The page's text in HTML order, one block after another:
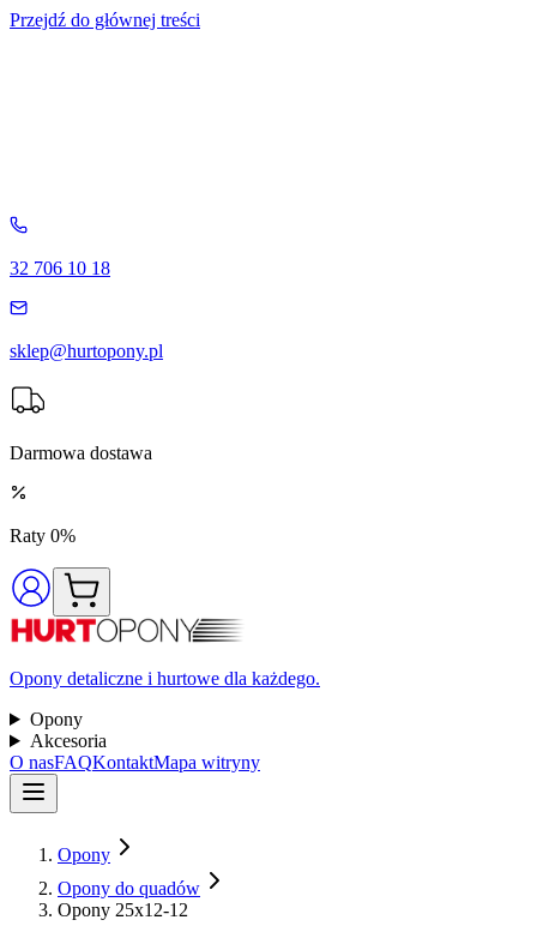
Przejdź do głównej treści
32 706 10 18
sklep@hurtopony.pl
Darmowa dostawa
Raty 0%
Opony detaliczne i hurtowe dla każdego.
Opony
Akcesoria
O nasFAQKontaktMapa witryny
Opony
Opony do quadów
Opony 25x12-12